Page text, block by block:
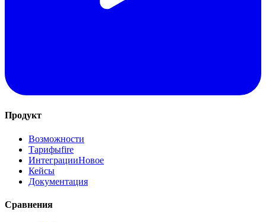
Продукт
Возможности
Тарифыfire
ИнтеграцииНовое
Кейсы
Документация
Сравнения